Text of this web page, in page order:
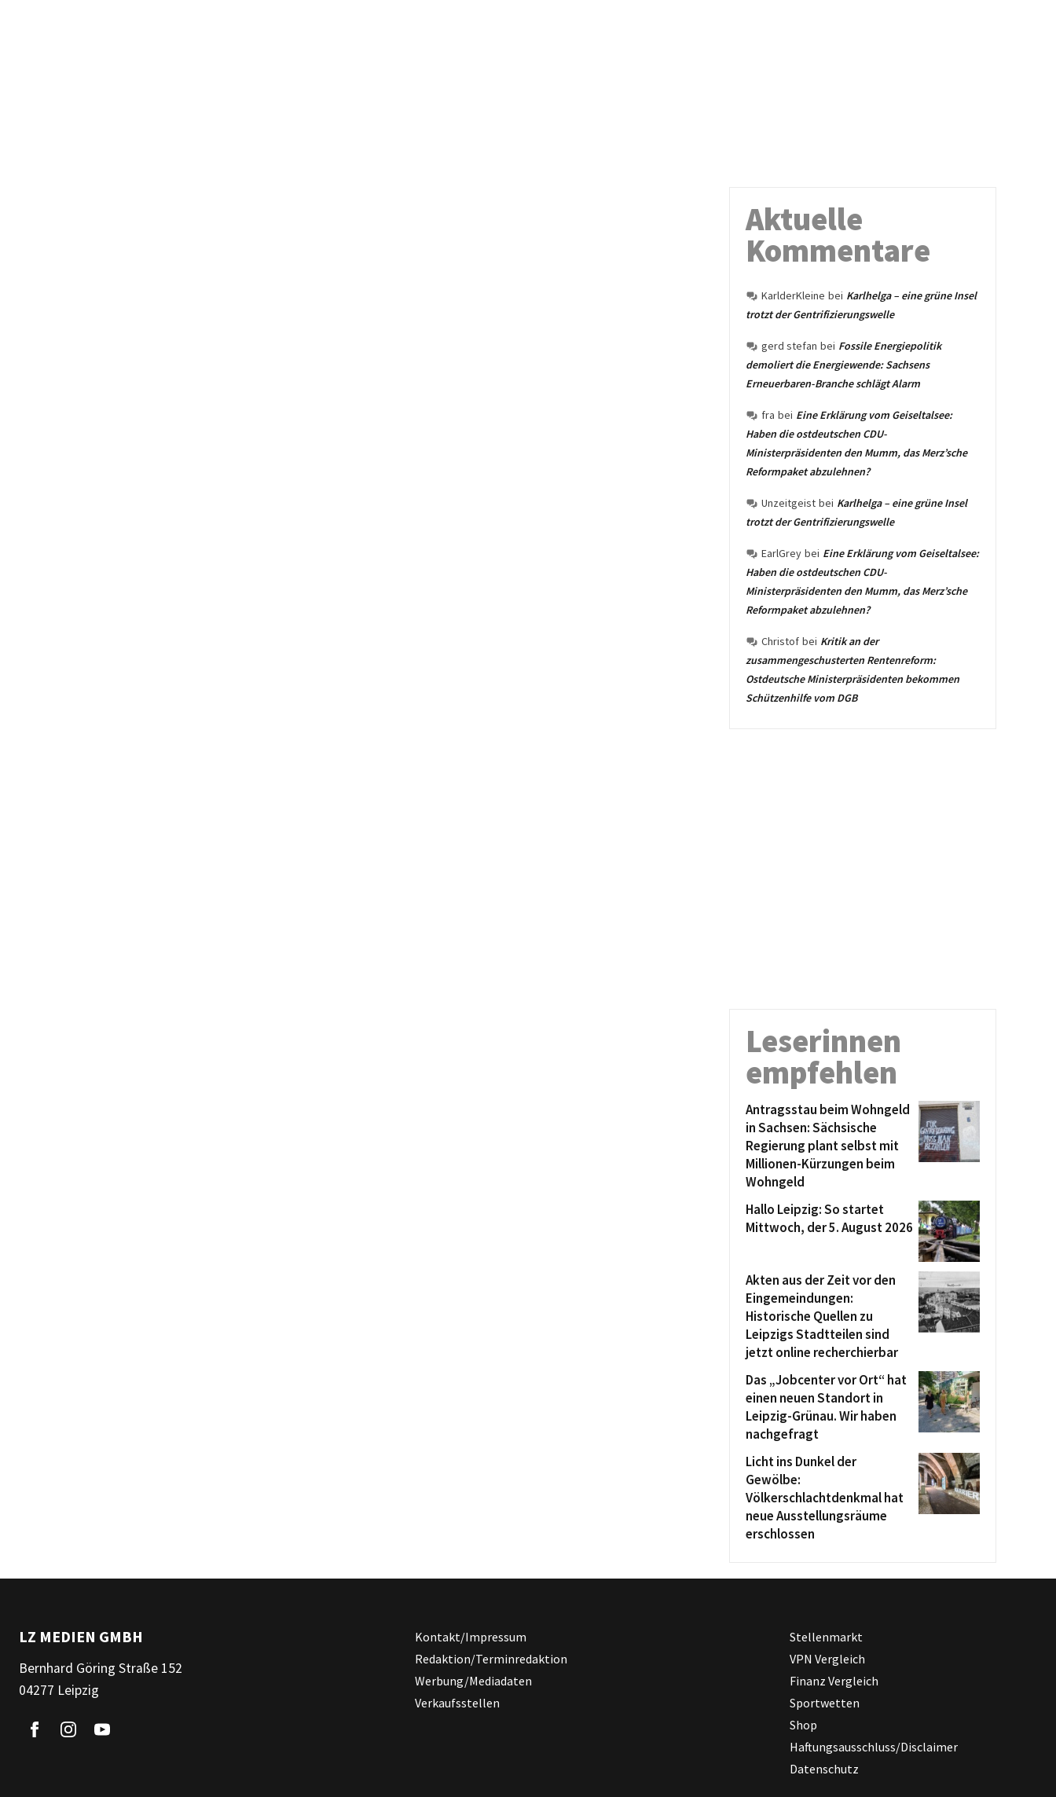
Aktuelle
Kommentare
KarlderKleine bei Karlhelga – eine grüne Insel
trotzt der Gentrifizierungswelle
gerd stefan bei Fossile Energiepolitik
demoliert die Energiewende: Sachsens
Erneuerbaren-Branche schlägt Alarm
fra bei Eine Erklärung vom Geiseltalsee:
Haben die ostdeutschen CDU-
Ministerpräsidenten den Mumm, das Merz’sche
Reformpaket abzulehnen?
Unzeitgeist bei Karlhelga – eine grüne Insel
trotzt der Gentrifizierungswelle
EarlGrey bei Eine Erklärung vom Geiseltalsee:
Haben die ostdeutschen CDU-
Ministerpräsidenten den Mumm, das Merz’sche
Reformpaket abzulehnen?
Christof bei Kritik an der
zusammengeschusterten Rentenreform:
Ostdeutsche Ministerpräsidenten bekommen
Schützenhilfe vom DGB
Leserinnen
empfehlen
Antragsstau beim Wohngeld
in Sachsen: Sächsische
Regierung plant selbst mit
Millionen-Kürzungen beim
Wohngeld
Hallo Leipzig: So startet
Mittwoch, der 5. August 2026
Akten aus der Zeit vor den
Eingemeindungen:
Historische Quellen zu
Leipzigs Stadtteilen sind
jetzt online recherchierbar
Das „Jobcenter vor Ort“ hat
einen neuen Standort in
Leipzig-Grünau. Wir haben
nachgefragt
Licht ins Dunkel der
Gewölbe:
Völkerschlachtdenkmal hat
neue Ausstellungsräume
erschlossen
LZ MEDIEN GMBH
Bernhard Göring Straße 152
04277 Leipzig
Kontakt/Impressum
Redaktion/Terminredaktion
Werbung/Mediadaten
Verkaufsstellen
Stellenmarkt
VPN Vergleich
Finanz Vergleich
Sportwetten
Shop
Haftungsausschluss/Disclaimer
Datenschutz